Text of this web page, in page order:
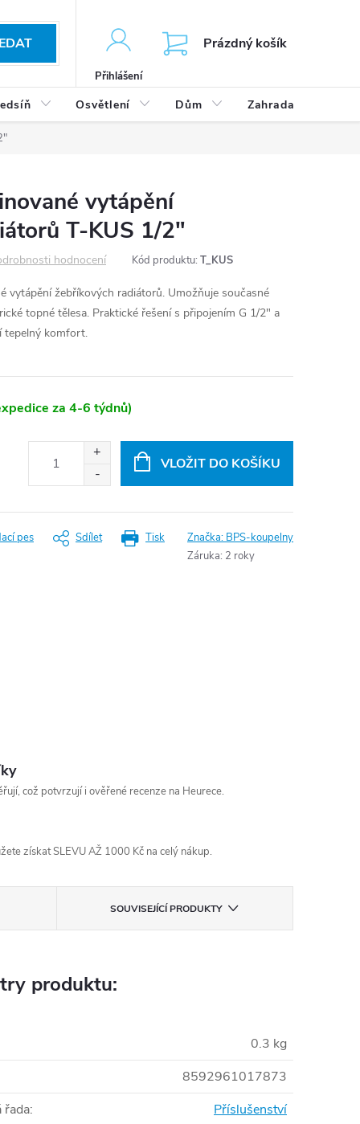
Přihlášení
Prázdný košík
Osvětlení Dům Zahrada
vytápění
T-KUS 1/2"
hodnocení Kód produktu: T_KUS
vytápění žebříkových radiátorů. Umožňuje současné
topné tělesa. Praktické řešení s připojením G 1/2" a
tepelný komfort.
za 4-6 týdnů)
VLOŽIT DO KOŠÍKU
Tisk
pes Sdílet Značka: BPS-koupelny
Záruka: 2 roky
což potvrzují i ověřené recenze na Heurece.
získat SLEVU AŽ 1000 Kč na celý nákup.
SOUVISEJÍCÍ PRODUKTY
produktu:
0.3 kg
8592961017873
řada:
Příslušenství